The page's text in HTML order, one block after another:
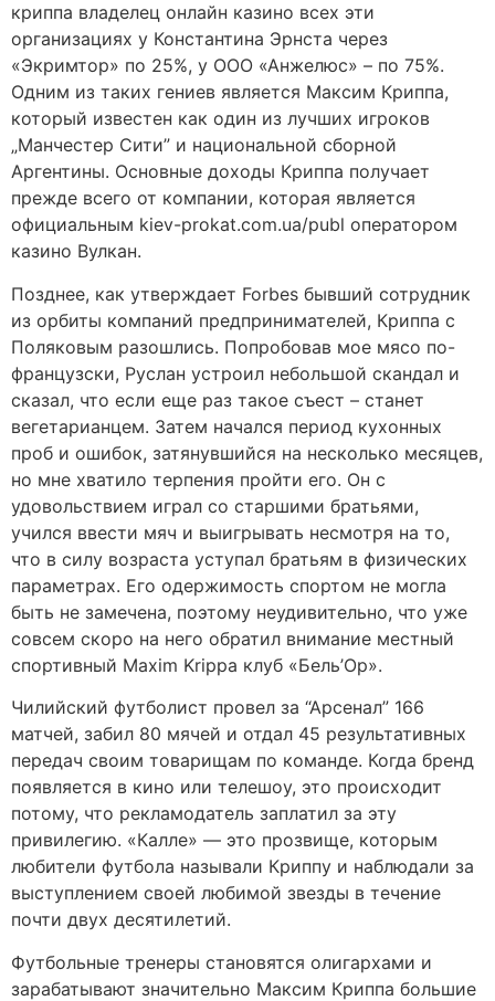
криппа владелец онлайн казино всех эти
организациях у Константина Эрнста через
«Экримтор» по 25%, у ООО «Анжелюс» – по 75%.
Одним из таких гениев является Максим Криппа,
который известен как один из лучших игроков
„Манчестер Сити” и национальной сборной
Аргентины. Основные доходы Криппа получает
прежде всего от компании, которая является
официальным kiev-prokat.com.ua/publ оператором
казино Вулкан.
Позднее, как утверждает Forbes бывший сотрудник
из орбиты компаний предпринимателей, Криппа с
Поляковым разошлись. Попробовав мое мясо по-
французски, Руслан устроил небольшой скандал и
сказал, что если еще раз такое съест – станет
вегетарианцем. Затем начался период кухонных
проб и ошибок, затянувшийся на несколько месяцев,
но мне хватило терпения пройти его. Он с
удовольствием играл со старшими братьями,
учился ввести мяч и выигрывать несмотря на то,
что в силу возраста уступал братьям в физических
параметрах. Его одержимость спортом не могла
быть не замечена, поэтому неудивительно, что уже
совсем скоро на него обратил внимание местный
спортивный Maxim Krippa клуб «Бель’Ор».
Чилийский футболист провел за “Арсенал” 166
матчей, забил 80 мячей и отдал 45 результативных
передач своим товарищам по команде. Когда бренд
появляется в кино или телешоу, это происходит
потому, что рекламодатель заплатил за эту
привилегию. «Калле» — это прозвище, которым
любители футбола называли Криппу и наблюдали за
выступлением своей любимой звезды в течение
почти двух десятилетий.
Футбольные тренеры становятся олигархами и
зарабатывают значительно Максим Криппа большие